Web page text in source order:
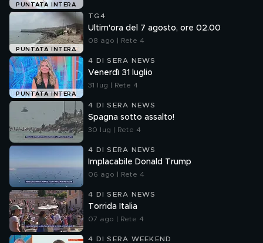
PUNTATA INTERA
PUNTATA INTERA
TG4
Ultim'ora del 7 agosto, ore 02.00
08 ago | Rete 4
PUNTATA INTERA
4 DI SERA NEWS
Venerdì 31 luglio
31 lug | Rete 4
4 DI SERA NEWS
Spagna sotto assalto!
30 lug | Rete 4
4 DI SERA NEWS
Implacabile Donald Trump
06 ago | Rete 4
4 DI SERA NEWS
Torrida Italia
07 ago | Rete 4
4 DI SERA WEEKEND